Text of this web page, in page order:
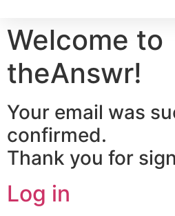
Welcome to
theAnswr!
Your email was
confirmed.
Thank you for
Log in